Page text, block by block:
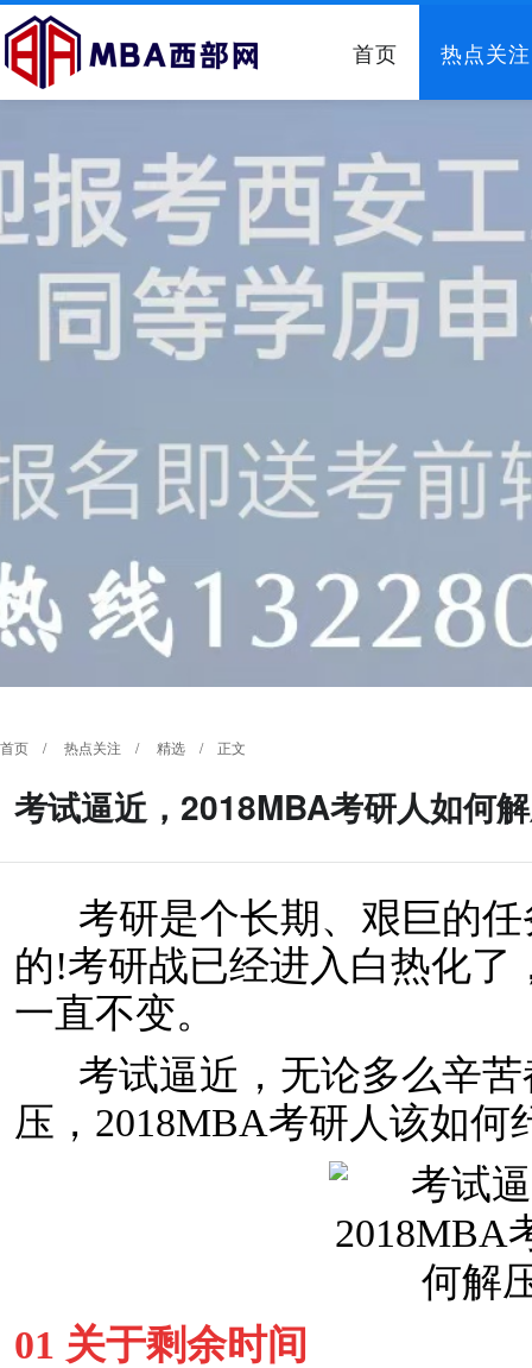
首页 热点关注
首页 / 热点关注 / 精选 / 正文
考试逼近，2018MBA考研人如何
考研是个长期、艰巨的任
的!考研战已经进入白热化了
一直不变。
考试逼近，无论多么辛苦
压，2018MBA考研人该如何
01 关于剩余时间